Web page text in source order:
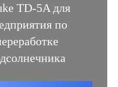
TD-5A для
по